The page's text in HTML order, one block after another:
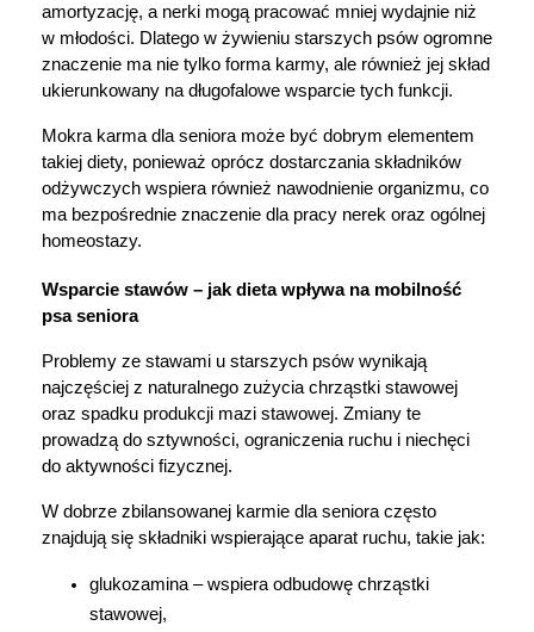
amortyzację, a nerki mogą pracować mniej wydajnie niż
w młodości. Dlatego w żywieniu starszych psów ogromne
znaczenie ma nie tylko forma karmy, ale również jej skład
ukierunkowany na długofalowe wsparcie tych funkcji.
Mokra karma dla seniora może być dobrym elementem
takiej diety, ponieważ oprócz dostarczania składników
odżywczych wspiera również nawodnienie organizmu, co
ma bezpośrednie znaczenie dla pracy nerek oraz ogólnej
homeostazy.
Wsparcie stawów – jak dieta wpływa na mobilność
psa seniora
Problemy ze stawami u starszych psów wynikają
najczęściej z naturalnego zużycia chrząstki stawowej
oraz spadku produkcji mazi stawowej. Zmiany te
prowadzą do sztywności, ograniczenia ruchu i niechęci
do aktywności fizycznej.
W dobrze zbilansowanej karmie dla seniora często
znajdują się składniki wspierające aparat ruchu, takie jak:
glukozamina – wspiera odbudowę chrząstki
stawowej,